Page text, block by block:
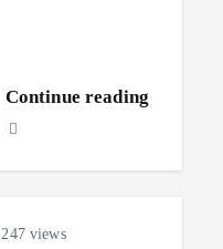
Continue reading
247 views